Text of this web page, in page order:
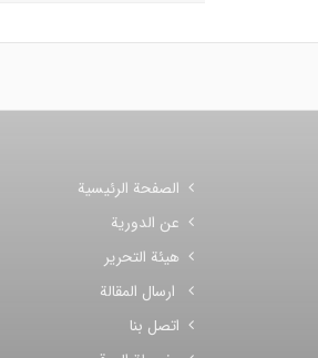
الصفحة الرئيسية
عن الدورية
هيئة التحرير
ارسال المقالة
اتصل بنا